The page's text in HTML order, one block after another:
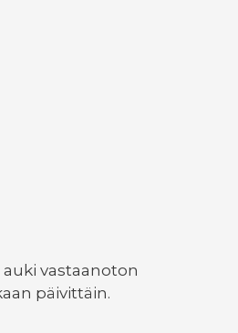
auki vastaanoton
päivittäin.